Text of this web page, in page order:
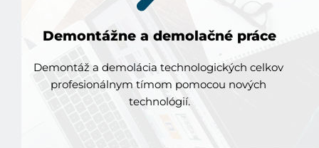
Demontážne a demolačné práce
Demontáž a demolácia technologických celkov
profesionálnym tímom pomocou nových
technológií.